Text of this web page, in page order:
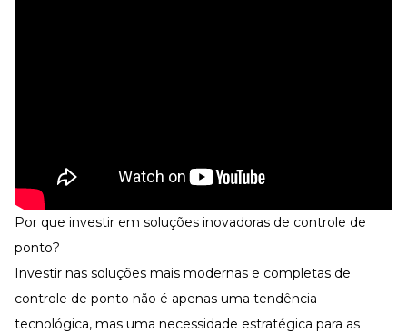
Por que investir em soluções inovadoras de controle de
ponto?
Investir nas soluções mais modernas e completas de
controle de ponto não é apenas uma tendência
tecnológica, mas uma necessidade estratégica para as